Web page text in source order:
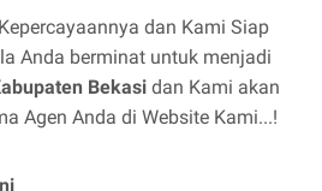
dan Kami Siap
Anda berminat untuk menjadi
Bekasidan Kami akan
Agen Anda di Website Kami...!